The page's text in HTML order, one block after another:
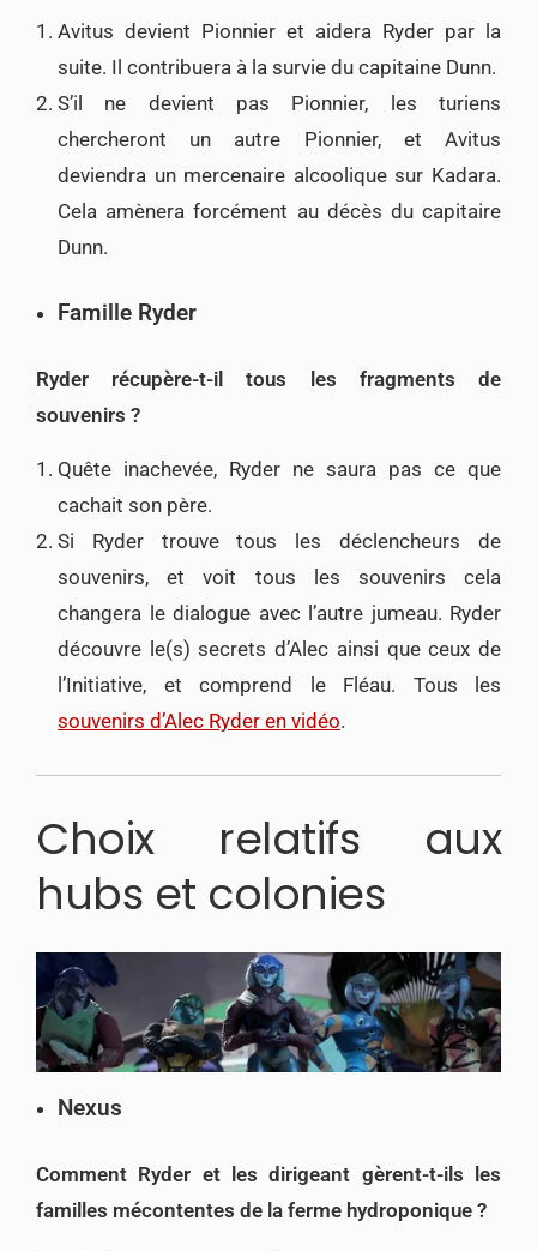
Avitus devient Pionnier et aidera Ryder par la
suite. Il contribuera à la survie du capitaine Dunn.
S’il ne devient pas Pionnier, les turiens
chercheront un autre Pionnier, et Avitus
deviendra un mercenaire alcoolique sur Kadara.
Cela amènera forcément au décès du capitaire
Dunn.
Famille Ryder
Ryder récupère-t-il tous les fragments de
souvenirs ?
Quête inachevée, Ryder ne saura pas ce que
cachait son père.
Si Ryder trouve tous les déclencheurs de
souvenirs, et voit tous les souvenirs cela
changera le dialogue avec l’autre jumeau. Ryder
découvre le(s) secrets d’Alec ainsi que ceux de
l’Initiative, et comprend le Fléau. Tous les
souvenirs d’Alec Ryder en vidéo.
Choix relatifs aux
hubs et colonies
Nexus
Comment Ryder et les dirigeant gèrent-t-ils les
familles mécontentes de la ferme hydroponique ?